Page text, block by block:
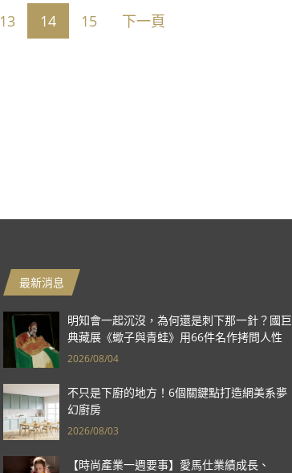
Hosaka Architects)設計，團隊們在設計初期便
希望能打造出一座完美融合山丘與雲朵形狀的特
13 14 15 下一頁
最新消息
明知會一起沉沒，為何還是刺下那一針？國巨
典藏展《蠍子與青蛙》用66件名作拷問人性
2026/08/04
不只是下廚的地方！6個關鍵點打造網美系夢
幻廚房
2026/08/03
【時尚產業一週要事】愛馬仕業績成長、